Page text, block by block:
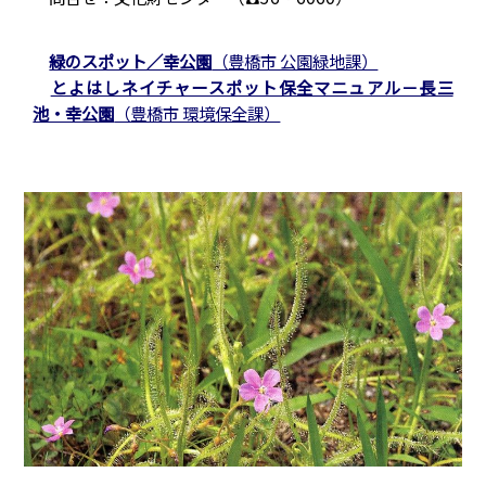
緑のスポット／幸公園 （豊橋市 公園緑地課）
とよはしネイチャースポット保全マニュアル－長三
池・幸公園 （豊橋市 環境保全課）